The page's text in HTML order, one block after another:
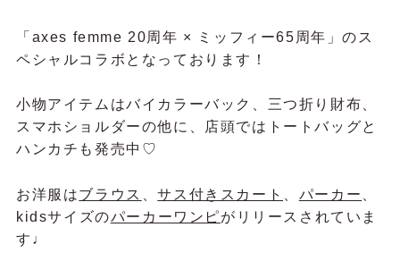
「axes femme 20周年 × ミッフィー65周年」のス
ペシャルコラボとなっております！
小物アイテムはバイカラーバック、三つ折り財布、
スマホショルダーの他に、店頭ではトートバッグと
ハンカチも発売中♡
お洋服はブラウス 、サス付きスカート パーカー
kidsサイズのパーカーワンピがリリースされていま
す♩